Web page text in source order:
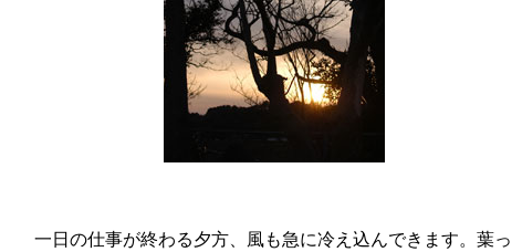
一日の仕事が終わる夕方、風も急に冷え込んできます。葉っ